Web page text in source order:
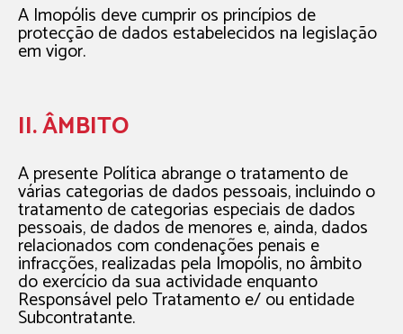
A Imopólis deve cumprir os princípios de
protecção de dados estabelecidos na legislação
em vigor.
II. ÂMBITO
A presente Política abrange o tratamento de
várias categorias de dados pessoais, incluindo o
tratamento de categorias especiais de dados
pessoais, de dados de menores e, ainda, dados
relacionados com condenações penais e
infracções, realizadas pela Imopólis, no âmbito
do exercício da sua actividade enquanto
Responsável pelo Tratamento e/ ou entidade
Subcontratante.